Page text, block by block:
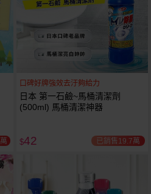
口碑好牌強效去汙夠給力
日本 第一石鹼~馬桶清潔劑
(500ml) 馬桶清潔神器
$42 已銷售19.7萬